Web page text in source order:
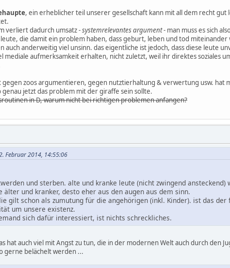
, ein erheblicher teil unserer gesellschaft kann mit all dem recht
verliert dadurch umsatz -systemrelevantes argument- man muss es sich
die damit ein problem haben, dass geburt, leben und tod
auch anderweitig viel unsinn. das eigentliche ist jedoch, dass diese leute
mediale aufmerksamkeit erhalten, nicht zuletzt, weil ihr direktes soziales
gegen zoos argumentieren, gegen nutztierhaltung & verwertung usw. hat
jetzt das problem mit der giraffe sein sollte.
in D, warum nicht bei richtigen problemen anfangen?
Februar 2014, 14:55:06
und sterben. alte und kranke leute (nicht zwingend ansteckend)
und kranker, desto eher aus den augen aus dem sinn.
gilt schon als zumutung für die angehörigen (inkl. Kinder). ist das
um unsere existenz.
sich dafür interessiert, ist nichts schreckliches.
hat auch viel mit Angst zu tun, die in der modernen Welt auch durch den
gerne belächelt werden ...